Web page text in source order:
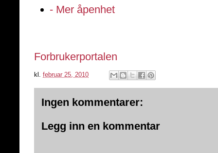
- Mer åpenhet
Forbrukerportalen
kl. februar 25, 2010
Ingen kommentarer:
Legg inn en kommentar